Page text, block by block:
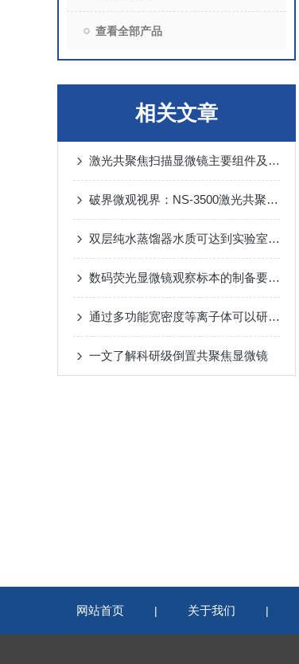
查看全部产品
相关文章
激光共聚焦扫描显微镜主要组件及其应用
破界微观视界：NS-3500激光共聚焦扫描显微镜如何重新定义非接触式3D测量？
双层纯水蒸馏器水质可达到实验室使用标准
数码荧光显微镜观察标本的制备要求有哪些？
通过多功能宽密度等离子体可以研究离子与材料间的作用
一文了解科研级倒置共聚焦显微镜
网站首页 | 关于我们 |